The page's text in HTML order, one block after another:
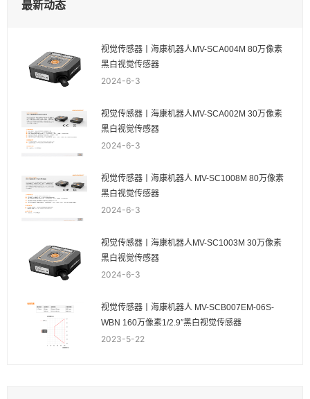
最新动态
视觉传感器丨海康机器人MV-SCA004M 80万像素
黑白视觉传感器
2024-6-3
视觉传感器丨海康机器人MV-SCA002M 30万像素
黑白视觉传感器
2024-6-3
视觉传感器丨海康机器人 MV-SC1008M 80万像素
黑白视觉传感器
2024-6-3
视觉传感器丨海康机器人MV-SC1003M 30万像素
黑白视觉传感器
2024-6-3
视觉传感器丨海康机器人 MV-SCB007EM-06S-
WBN 160万像素1/2.9″黑白视觉传感器
2023-5-22